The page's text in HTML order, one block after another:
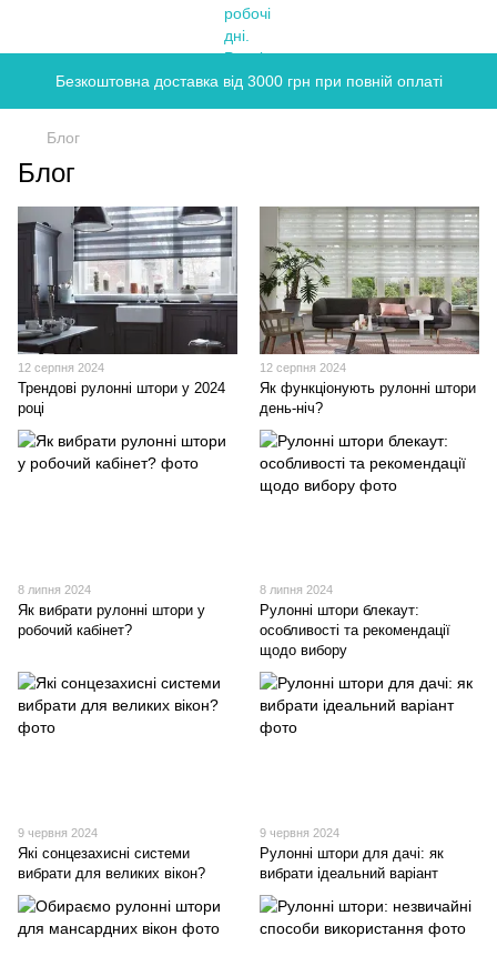
Безкоштовна доставка від 3000 грн при повній оплаті
Блог
Блог
12 серпня 2024
Трендові рулонні штори у 2024
році
12 серпня 2024
Як функціонують рулонні штори
день-ніч?
8 липня 2024
Як вибрати рулонні штори у
робочий кабінет?
8 липня 2024
Рулонні штори блекаут:
особливості та рекомендації
щодо вибору
9 червня 2024
Які сонцезахисні системи
вибрати для великих вікон?
9 червня 2024
Рулонні штори для дачі: як
вибрати ідеальний варіант